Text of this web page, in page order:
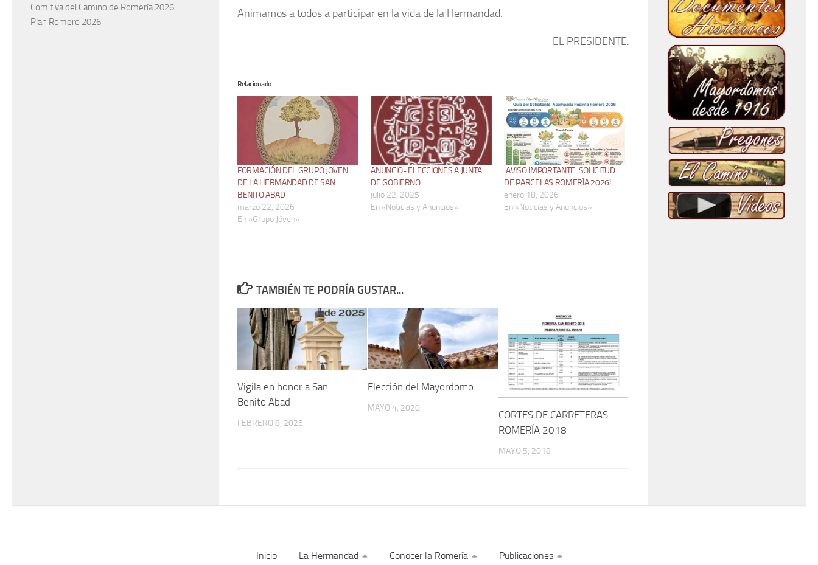
Animamos a todos a participar en la vida de la Hermandad.
EL PRESIDENTE.
Relacionado
FORMACIÓN DEL GRUPO JOVEN
DE LA HERMANDAD DE SAN
BENITO ABAD
marzo 22, 2026
En «Grupo Jóven»
ANUNCIO- ELECCIONES A JUNTA
DE GOBIERNO
julio 22, 2025
En «Noticias y Anuncios»
¡AVISO IMPORTANTE: SOLICITUD
DE PARCELAS ROMERÍA 2026!
enero 18, 2026
En «Noticias y Anuncios»
TAMBIÉN TE PODRÍA GUSTAR...
Vigila en honor a San
Benito Abad
FEBRERO 8, 2025
Elección del Mayordomo
MAYO 4, 2020
CORTES DE CARRETERAS
ROMERÍA 2018
MAYO 5, 2018
Comitiva del Camino de Romería 2026
Plan Romero 2026
Inicio La Hermandad Conocer la Romería Publicaciones